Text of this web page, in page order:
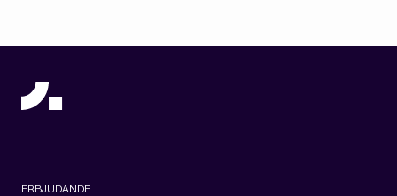
ERBJUDANDE